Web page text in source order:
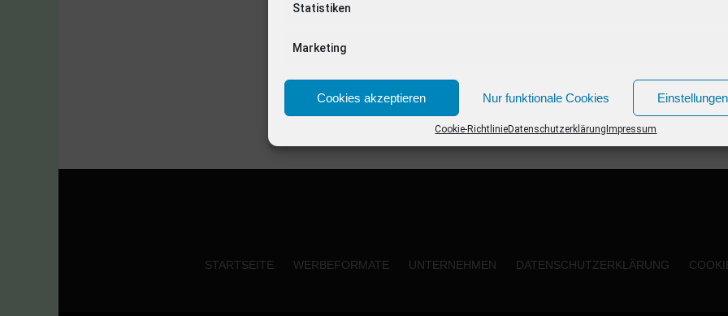
Statistiken
Marketing
Cookies akzeptieren Nur funktionale Cookies
Cookie-RichtlinieDatenschutzerklärung Impressum
STARTSEITE WERBEFORMATE UNTERNEHMEN DATENSCHUTZERKLÄRUNG